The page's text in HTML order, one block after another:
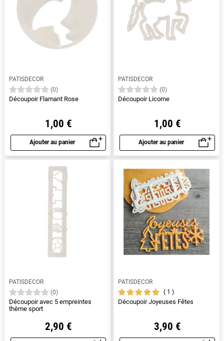
PATISDECOR
(0)
Découpoir Flamant Rose
1,00 €
Ajouter au panier
Aperçu rapide
PATISDECOR
(0)
Découpoir Licorne
1,00 €
Ajouter au panier
Aperçu rapide
PATISDECOR
(0)
Découpoir avec 5 empreintes
thème sport
2,90 €
PATISDECOR
1
Découpoir Joyeuses Fêtes
3,90 €